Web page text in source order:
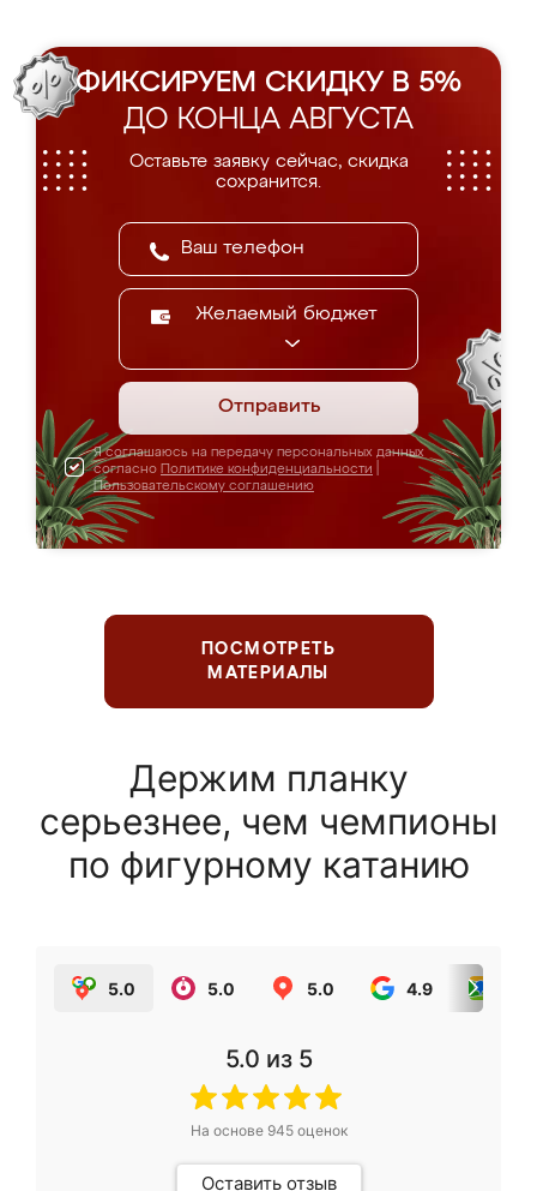
ФИКСИРУЕМ СКИДКУ В 5%
ДО КОНЦА АВГУСТА
Оставьте заявку сейчас, скидка
сохранится.
Желаемый бюджет
Отправить
Я соглашаюсь на передачу персональных данных
согласно Политике конфиденциальности
Пользовательскому соглашению
ПОСМОТРЕТЬ
МАТЕРИАЛЫ
Держим планку
серьезнее, чем чемпионы
по фигурному катанию
5.0 5.0 5.0 4.9
5.0 из 5
На основе 945оценок
Оставить отзыв